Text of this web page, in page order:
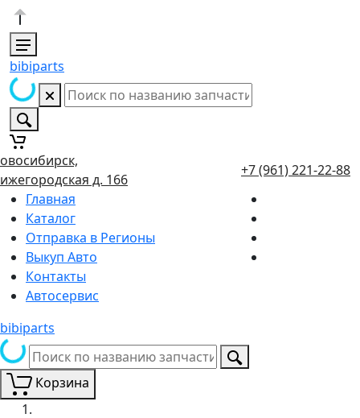
bibiparts
д. 166
+7 (961) 221-22-88
Главная
Каталог
Отправка в Регионы
Выкуп Авто
Контакты
Автосервис
bibiparts
Корзина